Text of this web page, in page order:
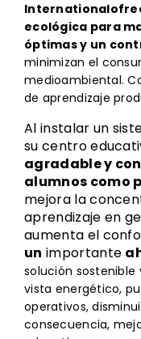
ecológica para
óptimas y un
minimizan el
medioambiental.
de aprendizaje
Al instalar un
su centro
agradable y
alumnos como
mejora la
aprendizaje en
aumenta el
un importante
solución
vista energético,
operativos,
consecuencia,